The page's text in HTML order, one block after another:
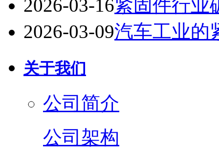
2026-03-16紧固件行
2026-03-09汽车工业的
关于我们
公司简介
公司架构